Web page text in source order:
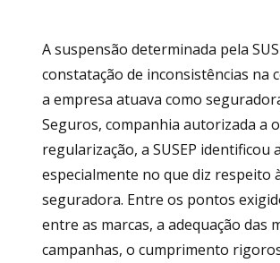
A suspensão determinada pela
constatação de inconsistências na
a empresa atuava como
Seguros, companhia autorizada a
regularização, a SUSEP
especialmente no que diz respeito
seguradora. Entre os pontos
entre as marcas, a adequação
campanhas, o cumprimento